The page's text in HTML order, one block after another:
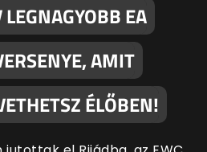
EA
AMIT
ÉLŐBEN!